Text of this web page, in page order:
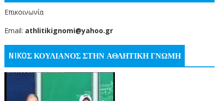
Επικοινωνία
Email: athlitikignomi@yahoo.gr
NIKOΣ ΚΟΥΛΙΑΝΟΣ ΣΤΗΝ ΑΘΛΗΤΙΚΗ ΓΝΩΜΗ